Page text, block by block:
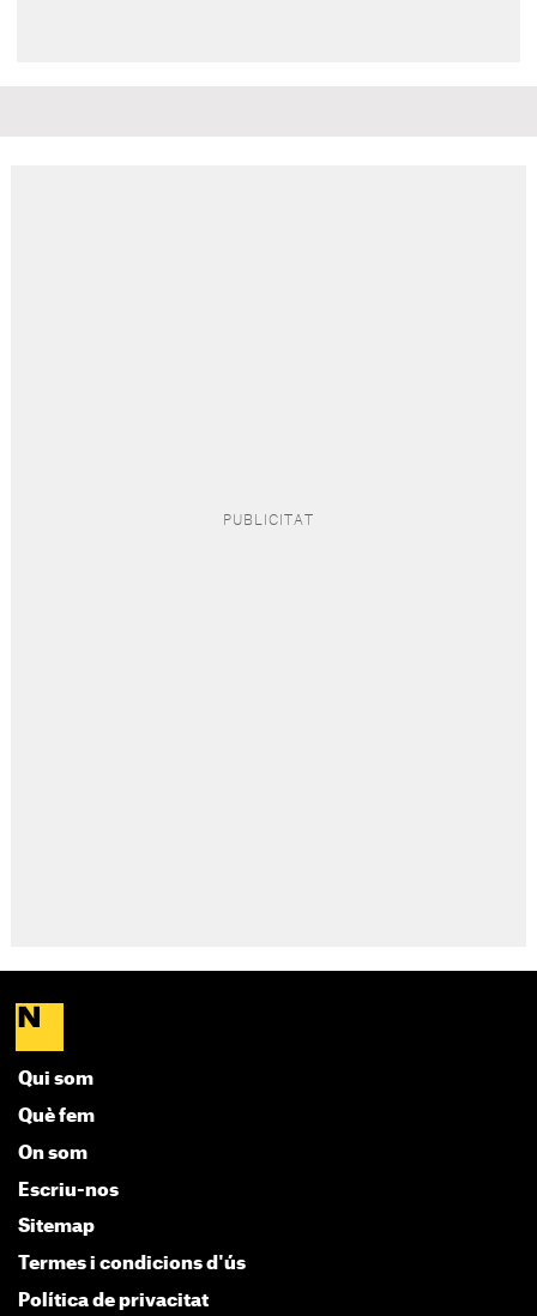
Qui som
Què fem
On som
Escriu-nos
Sitemap
Termes i condicions d'ús
Política de privacitat